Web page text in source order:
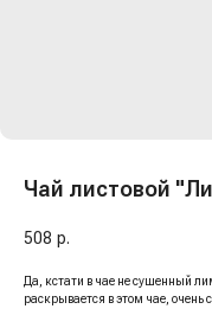
Чай листовой
508 р.
Да, кстати в чае не сушенный
раскрывается в этом чае, очень